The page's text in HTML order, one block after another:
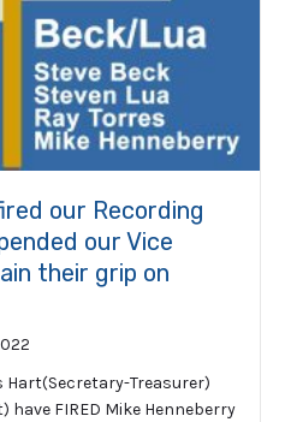
our Recording
our Vice
their grip on
Hart(Secretary-Treasurer)
have FIRED Mike Henneberry